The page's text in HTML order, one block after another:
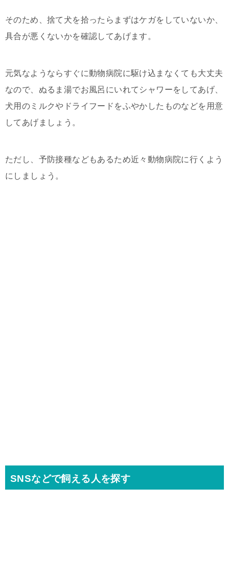
そのため、捨て犬を拾ったらまずはケガをしていないか、
具合が悪くないかを確認してあげます。
元気なようならすぐに動物病院に駆け込まなくても大丈夫
なので、ぬるま湯でお風呂にいれてシャワーをしてあげ、
犬用のミルクやドライフードをふやかしたものなどを用意
してあげましょう。
ただし、予防接種などもあるため近々動物病院に行くよう
にしましょう。
SNSなどで飼える人を探す